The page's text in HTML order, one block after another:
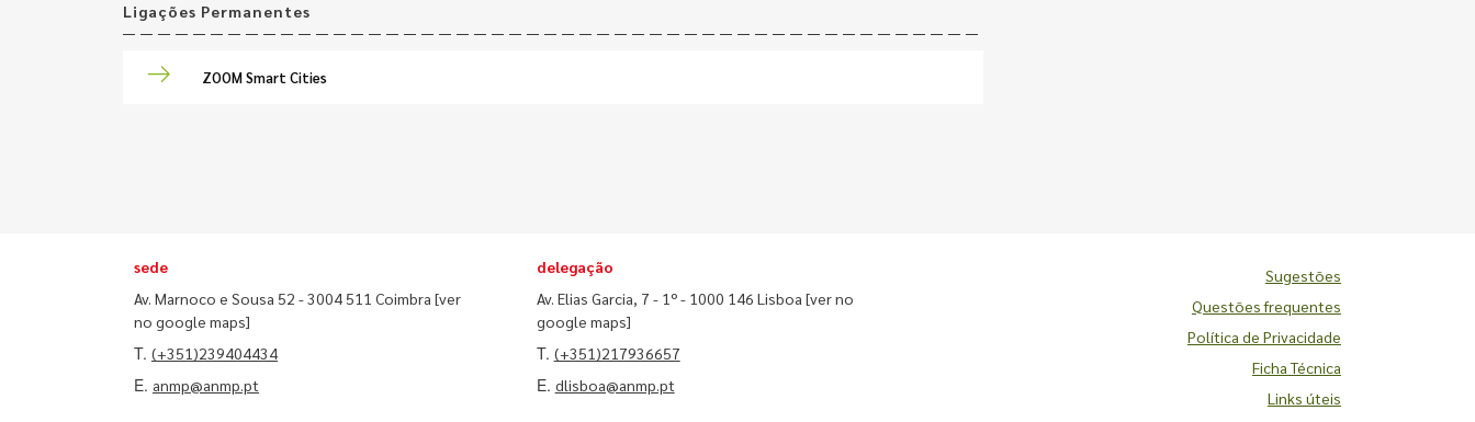
Ligações Permanentes
ZOOM Smart Cities
sede
Av. Marnoco e Sousa 52 - 3004 511 Coimbra [ver
no google maps]
T. (+351)239404434
E. anmp@anmp.pt
delegação
Av. Elias Garcia, 7 - 1º - 1000 146 Lisboa [ver no
google maps]
T. (+351)217936657
E. dlisboa@anmp.pt
Sugestões
Questões frequentes
Política de Privacidade
Ficha Técnica
Links úteis